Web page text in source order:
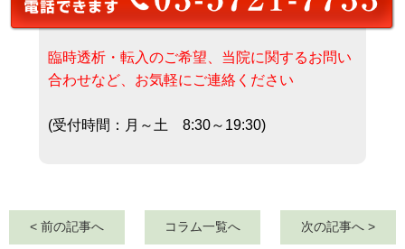
臨時透析・転入のご希望、当院に関するお問い
合わせなど、お気軽にご連絡ください
(受付時間：月～土 8:30～19:30)
< 前の記事へ コラム一覧へ 次の記事へ >